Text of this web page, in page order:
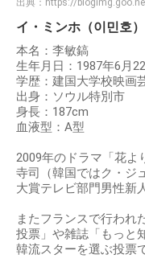
出典： https://
イ・ミンホ（이민호）
本名：李敏鎬
生年月日：1987年6月22
学歴：建国大学校映画
出身：ソウル特別市
身長：187cm
血液型：A型
2009年のドラマ「花よ
寺司（韓国ではク・ジ
大賞テレビ部門男性新
またフランスで行われ
投票」や雑誌「もっと
韓流スターを選ぶ投票